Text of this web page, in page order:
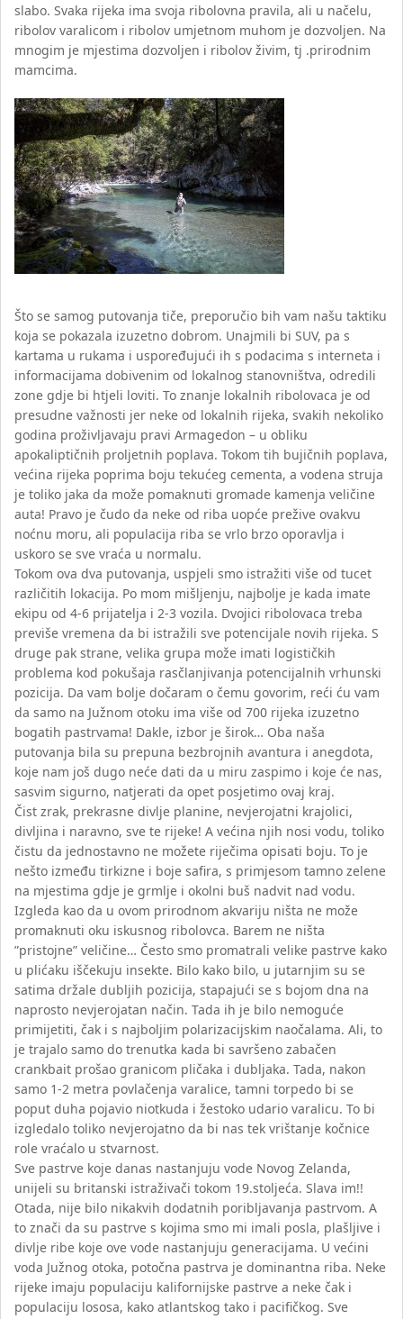
slabo. Svaka rijeka ima svoja ribolovna pravila, ali u načelu,
ribolov varalicom i ribolov umjetnom muhom je dozvoljen. Na
mnogim je mjestima dozvoljen i ribolov živim, tj .prirodnim
mamcima.
Što se samog putovanja tiče, preporučio bih vam našu taktiku
koja se pokazala izuzetno dobrom. Unajmili bi SUV, pa s
kartama u rukama i uspoređujući ih s podacima s interneta i
informacijama dobivenim od lokalnog stanovništva, odredili
zone gdje bi htjeli loviti. To znanje lokalnih ribolovaca je od
presudne važnosti jer neke od lokalnih rijeka, svakih nekoliko
godina proživljavaju pravi Armagedon – u obliku
apokaliptičnih proljetnih poplava. Tokom tih bujičnih poplava,
većina rijeka poprima boju tekućeg cementa, a vodena struja
je toliko jaka da može pomaknuti gromade kamenja veličine
auta! Pravo je čudo da neke od riba uopće prežive ovakvu
noćnu moru, ali populacija riba se vrlo brzo oporavlja i
uskoro se sve vraća u normalu.
Tokom ova dva putovanja, uspjeli smo istražiti više od tucet
različitih lokacija. Po mom mišljenju, najbolje je kada imate
ekipu od 4-6 prijatelja i 2-3 vozila. Dvojici ribolovaca treba
previše vremena da bi istražili sve potencijale novih rijeka. S
druge pak strane, velika grupa može imati logističkih
problema kod pokušaja rasčlanjivanja potencijalnih vrhunski
pozicija. Da vam bolje dočaram o čemu govorim, reći ću vam
da samo na Južnom otoku ima više od 700 rijeka izuzetno
bogatih pastrvama! Dakle, izbor je širok… Oba naša
putovanja bila su prepuna bezbrojnih avantura i anegdota,
koje nam još dugo neće dati da u miru zaspimo i koje će nas,
sasvim sigurno, natjerati da opet posjetimo ovaj kraj.
Čist zrak, prekrasne divlje planine, nevjerojatni krajolici,
divljina i naravno, sve te rijeke! A većina njih nosi vodu, toliko
čistu da jednostavno ne možete riječima opisati boju. To je
nešto između tirkizne i boje safira, s primjesom tamno zelene
na mjestima gdje je grmlje i okolni buš nadvit nad vodu.
Izgleda kao da u ovom prirodnom akvariju ništa ne može
promaknuti oku iskusnog ribolovca. Barem ne ništa
”pristojne” veličine… Često smo promatrali velike pastrve kako
u plićaku iščekuju insekte. Bilo kako bilo, u jutarnjim su se
satima držale dubljih pozicija, stapajući se s bojom dna na
naprosto nevjerojatan način. Tada ih je bilo nemoguće
primijetiti, čak i s najboljim polarizacijskim naočalama. Ali, to
je trajalo samo do trenutka kada bi savršeno zabačen
crankbait prošao granicom pličaka i dubljaka. Tada, nakon
samo 1-2 metra povlačenja varalice, tamni torpedo bi se
poput duha pojavio niotkuda i žestoko udario varalicu. To bi
izgledalo toliko nevjerojatno da bi nas tek vrištanje kočnice
role vraćalo u stvarnost.
Sve pastrve koje danas nastanjuju vode Novog Zelanda,
unijeli su britanski istraživači tokom 19.stoljeća. Slava im!!
Otada, nije bilo nikakvih dodatnih poribljavanja pastrvom. A
to znači da su pastrve s kojima smo mi imali posla, plašljive i
divlje ribe koje ove vode nastanjuju generacijama. U većini
voda Južnog otoka, potočna pastrva je dominantna riba. Neke
rijeke imaju populaciju kalifornijske pastrve a neke čak i
populaciju lososa, kako atlantskog tako i pacifičkog. Sve